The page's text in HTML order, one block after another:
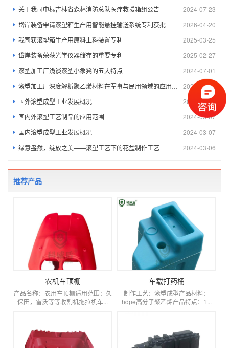
2024-07-23
关于我司中标吉林省森林消防总队医疗救援箱组公告
2026-04-20
岱岸装备申请滚塑箱生产用智能悬挂输送系统专利获批
2025-03-25
我司获滚塑箱生产用原料上料装置专利
2025-02-27
岱岸装备荣获光学仪器储存的重要专利
2024-07-01
滚塑加工厂浅谈滚塑小象凳的五大特点
2024-03-21
滚塑加工厂深度解析聚乙烯材料在军事与民用领域的应用及其环境影响探究
2024-03-07
国外滚塑成型工业发展概况
2024-03-07
国内外滚塑工艺制品的应用范围
2024-03-07
国内滚塑成型工业发展概况
2024-03-06
绿意盎然，绽放之美——滚塑工艺下的花盆制作工艺
推荐产品
农机车顶棚
产品名称：农用车顶棚适用范围：久
保田，雷沃等等收割机拖拉机车...
车载打药桶
制作工艺：滚塑成型产品材料：
hdpe高分子聚乙烯产品特点：1...